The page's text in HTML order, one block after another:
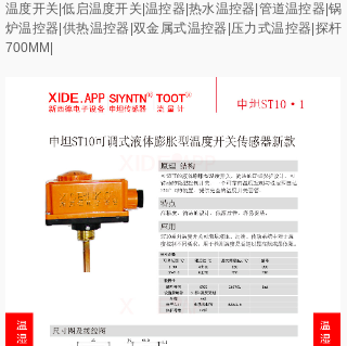
温度开关|低启温度开关|温控器|热水温控器|管道温控器|锅
炉温控器|供热温控器|双金属式温控器|压力式温控器|探杆
700MM|